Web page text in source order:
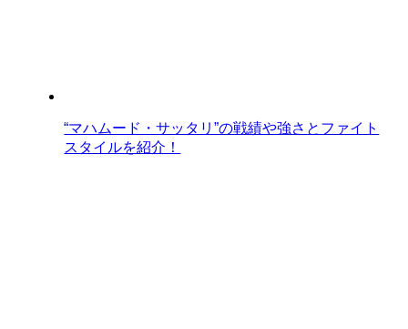
“マハムード・サッタリ”の戦績や強さとファイト
スタイルを紹介！